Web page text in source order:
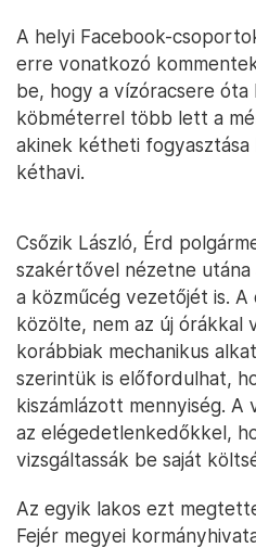
A helyi Facebook-
erre vonatkozó
be, hogy a vízóracsere óta
köbméterrel több lett a
akinek kétheti
kéthavi.
Csőzik László, Érd
szakértővel nézetne
a közműcég vezetőjét is.
közölte, nem az új órákkal
korábbiak mechanikus
szerintük is előfordulhat,
kiszámlázott mennyiség. A
az elégedetlenkedőkkel,
vizsgáltassák be saját
Az egyik lakos ezt
Fejér megyei